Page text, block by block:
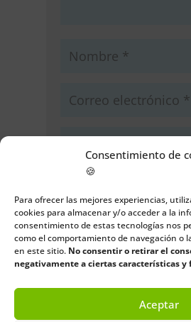
Consentimiento de
🍪
Para ofrecer las mejores experiencias,
cookies para almacenar y/o acceder a la
consentimiento de estas tecnologías nos
como el comportamiento de navegación o
en este sitio. No consentir o retirar el
negativamente a ciertas características y
Aceptar
Guarda mi nombre,
electrónico y web en este
para la próxima vez que
Enviar